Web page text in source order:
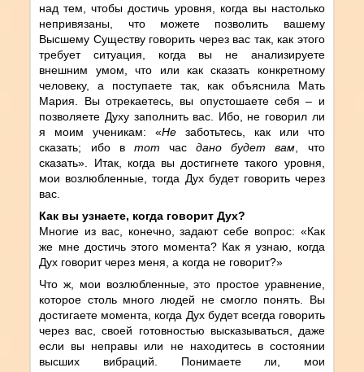
над тем, чтобы достичь уровня, когда вы настолько
непривязаны, что можете позволить вашему
Высшему Существу говорить через вас так, как этого
требует ситуация, когда вы не анализируете
внешним умом, что или как сказать конкретному
человеку, а поступаете так, как объяснила Мать
Мария. Вы отрекаетесь, вы опустошаете себя – и
позволяете Духу заполнить вас. Ибо, не говорил ли
я моим ученикам: «Не заботьтесь, как или что
сказать; ибо в тотчасдано будет вам , что
сказать». Итак, когда вы достигнете такого уровня,
мои возлюбленные, тогда Дух будет говорить через
вас.
Как вы узнаете, когда говорит Дух?
Многие из вас, конечно, задают себе вопрос: «Как
же мне достичь этого момента? Как я узнаю, когда
Дух говорит через меня, а когда не говорит?»
Что ж, мои возлюбленные, это простое уравнение,
которое столь много людей не смогло понять. Вы
достигаете момента, когда Дух будет всегда говорить
через вас, своей готовностью высказываться, даже
если вы неправы или не находитесь в состоянии
высших вибраций. Понимаете ли, мои